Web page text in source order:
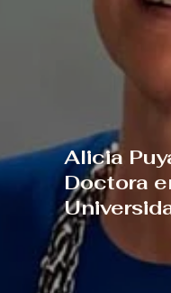
Alicia
Doctora